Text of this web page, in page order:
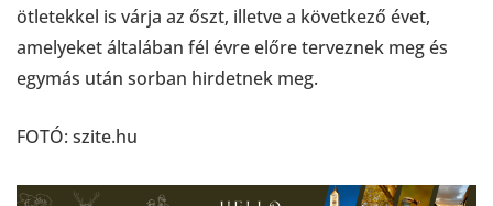
ötletekkel is várja az őszt, illetve a következő évet,
amelyeket általában fél évre előre terveznek meg és
egymás után sorban hirdetnek meg.
FOTÓ: szite.hu